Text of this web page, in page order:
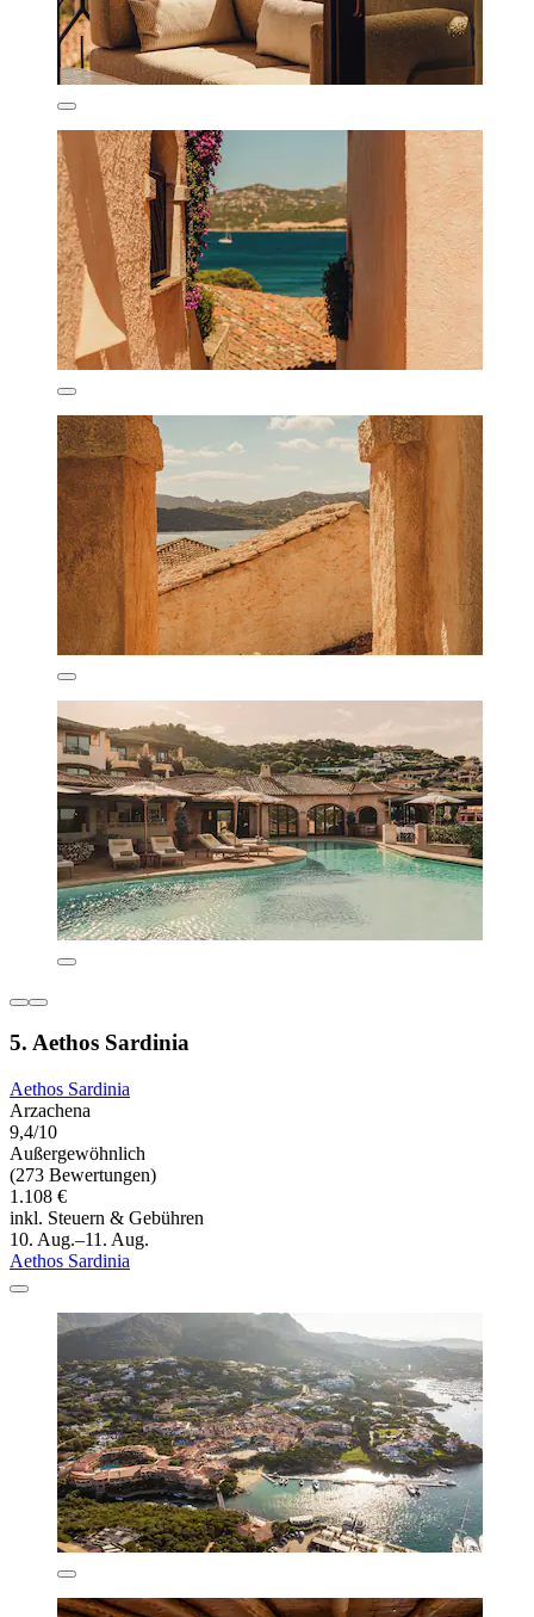
5. Aethos Sardinia
Aethos Sardinia
Arzachena
9,4/10
Außergewöhnlich
(273 Bewertungen)
1.108 €
inkl. Steuern & Gebühren
10. Aug.–11. Aug.
Aethos Sardinia